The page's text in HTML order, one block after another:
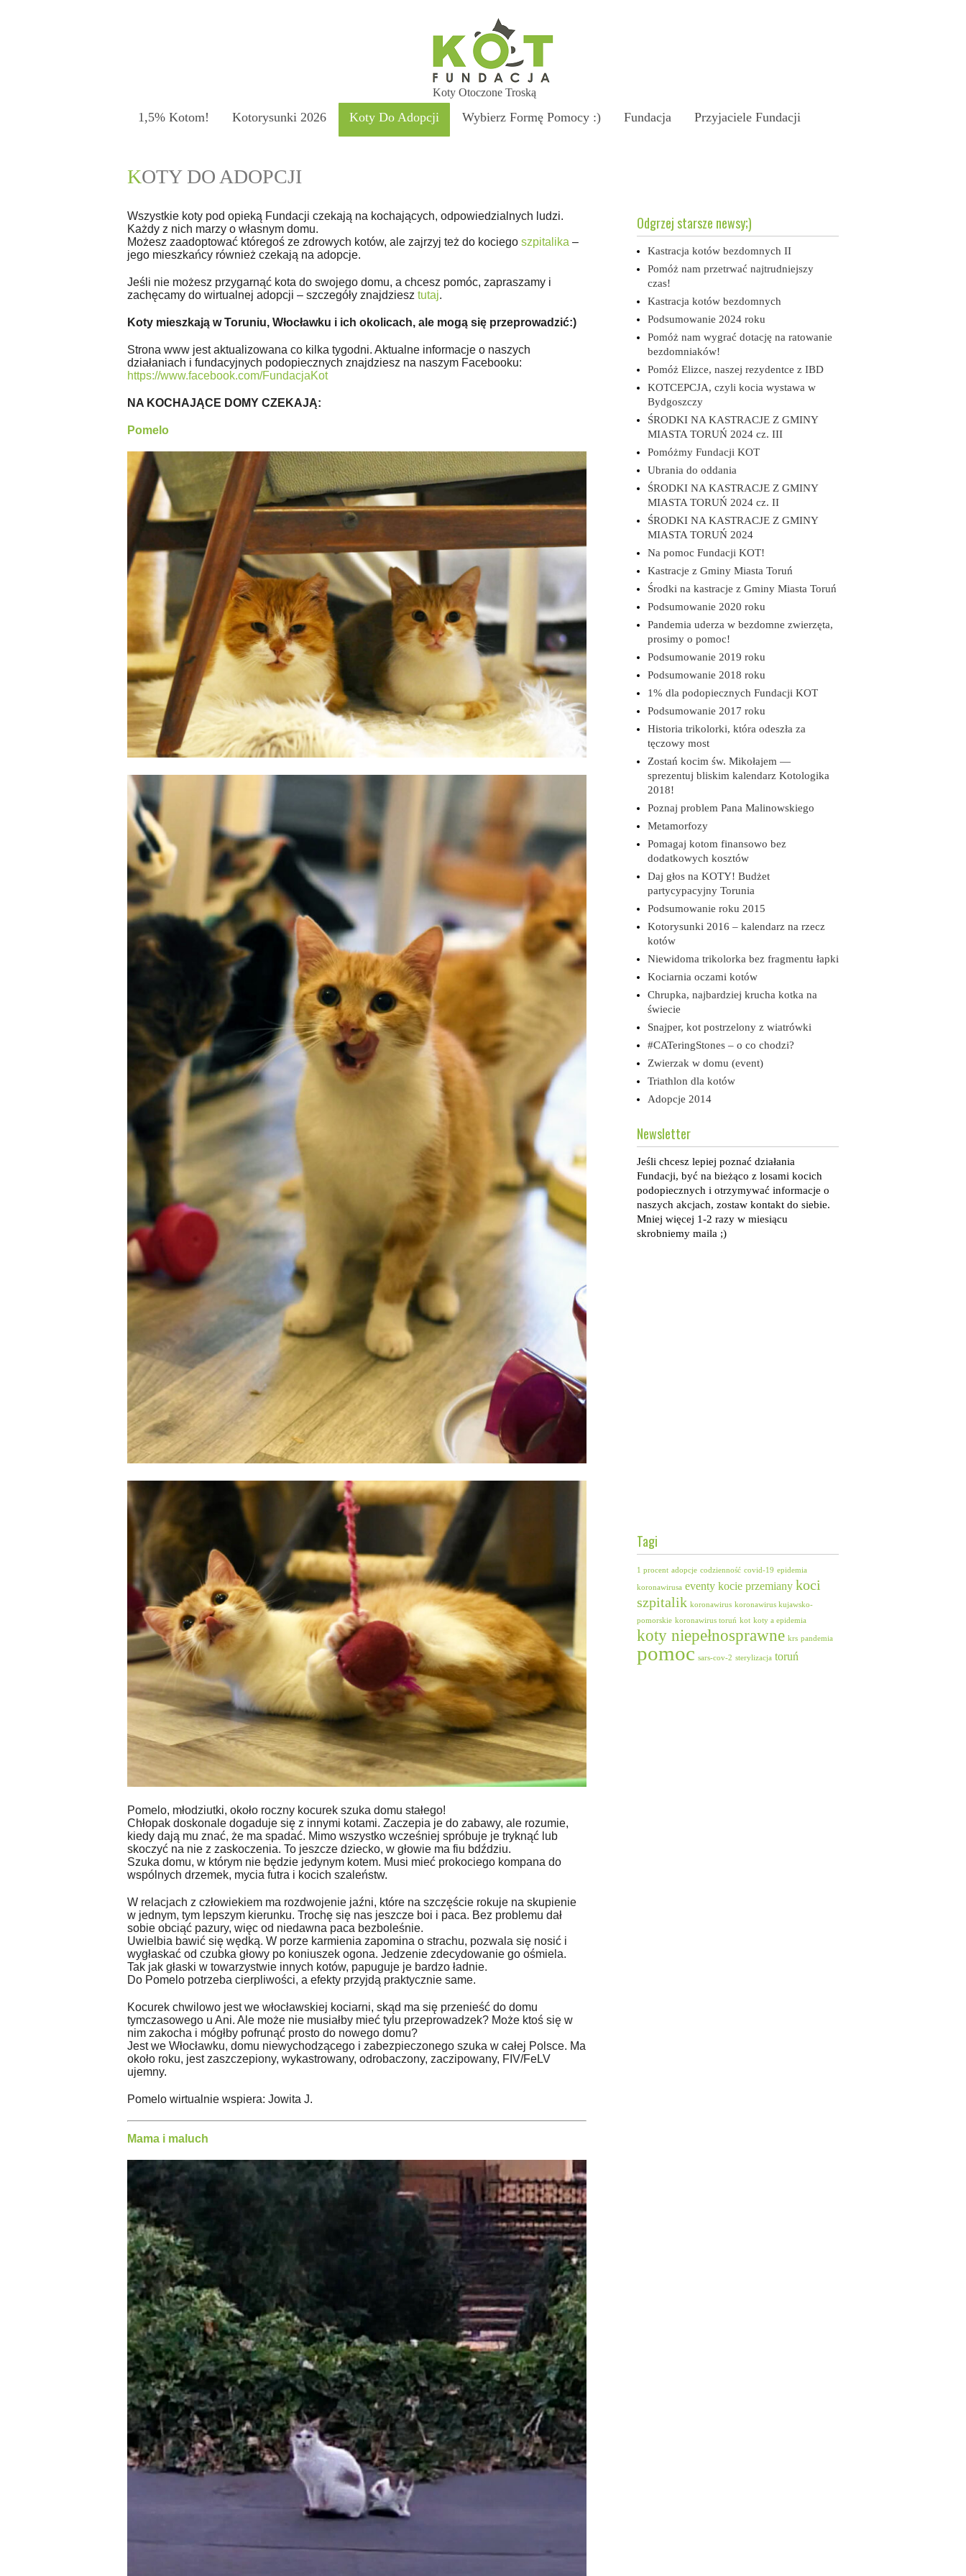
Koty Otoczone Troską
1,5% Kotom! Kotorysunki 2026 Koty Do Adopcji Wybierz Formę Pomocy :) Fundacja Przyjaciele Fundacji
KOTY DO ADOPCJI
Wszystkie koty pod opieką Fundacji czekają na kochających, odpowiedzialnych ludzi.
Każdy z nich marzy o własnym domu.
Możesz zaadoptować któregoś ze zdrowych kotów, ale zajrzyj też do kociego szpitalika –
jego mieszkańcy również czekają na adopcje.
Jeśli nie możesz przygarnąć kota do swojego domu, a chcesz pomóc, zapraszamy i
zachęcamy do wirtualnej adopcji – szczegóły znajdziesz tutaj.
Koty mieszkają w Toruniu, Włocławku i ich okolicach, ale mogą się przeprowadzić:)
Strona www jest aktualizowana co kilka tygodni. Aktualne informacje o naszych
działaniach i fundacyjnych podopiecznych znajdziesz na naszym Facebooku:
https://www.facebook.com/FundacjaKot
NA KOCHAJĄCE DOMY CZEKAJĄ:
Pomelo
Pomelo, młodziutki, około roczny kocurek szuka domu stałego!
Chłopak doskonale dogaduje się z innymi kotami. Zaczepia je do zabawy, ale rozumie,
kiedy dają mu znać, że ma spadać. Mimo wszystko wcześniej spróbuje je tryknąć lub
skoczyć na nie z zaskoczenia. To jeszcze dziecko, w głowie ma fiu bdździu.
Szuka domu, w którym nie będzie jedynym kotem. Musi mieć prokociego kompana do
wspólnych drzemek, mycia futra i kocich szaleństw.
W relacjach z człowiekiem ma rozdwojenie jaźni, które na szczęście rokuje na skupienie
w jednym, tym lepszym kierunku. Trochę się nas jeszcze boi i paca. Bez problemu dał
sobie obciąć pazury, więc od niedawna paca bezboleśnie.
Uwielbia bawić się wędką. W porze karmienia zapomina o strachu, pozwala się nosić i
wygłaskać od czubka głowy po koniuszek ogona. Jedzenie zdecydowanie go ośmiela.
Tak jak głaski w towarzystwie innych kotów, papuguje je bardzo ładnie.
Do Pomelo potrzeba cierpliwości, a efekty przyjdą praktycznie same.
Kocurek chwilowo jest we włocławskiej kociarni, skąd ma się przenieść do domu
tymczasowego u Ani. Ale może nie musiałby mieć tylu przeprowadzek? Może ktoś się w
nim zakocha i mógłby pofrunąć prosto do nowego domu?
Jest we Włocławku, domu niewychodzącego i zabezpieczonego szuka w całej Polsce. Ma
około roku, jest zaszczepiony, wykastrowany, odrobaczony, zaczipowany, FIV/FeLV
ujemny.
Pomelo wirtualnie wspiera: Jowita J.
Mama i maluch
Odgrzej starsze newsy;)
Kastracja kotów bezdomnych II
Pomóż nam przetrwać najtrudniejszy
czas!
Kastracja kotów bezdomnych
Podsumowanie 2024 roku
Pomóż nam wygrać dotację na ratowanie
bezdomniaków!
Pomóż Elizce, naszej rezydentce z IBD
KOTCEPCJA, czyli kocia wystawa w
Bydgoszczy
ŚRODKI NA KASTRACJE Z GMINY
MIASTA TORUŃ 2024 cz. III
Pomóżmy Fundacji KOT
Ubrania do oddania
ŚRODKI NA KASTRACJE Z GMINY
MIASTA TORUŃ 2024 cz. II
ŚRODKI NA KASTRACJE Z GMINY
MIASTA TORUŃ 2024
Na pomoc Fundacji KOT!
Kastracje z Gminy Miasta Toruń
Środki na kastracje z Gminy Miasta Toruń
Podsumowanie 2020 roku
Pandemia uderza w bezdomne zwierzęta,
prosimy o pomoc!
Podsumowanie 2019 roku
Podsumowanie 2018 roku
1% dla podopiecznych Fundacji KOT
Podsumowanie 2017 roku
Historia trikolorki, która odeszła za
tęczowy most
Zostań kocim św. Mikołajem —
sprezentuj bliskim kalendarz Kotologika
2018!
Poznaj problem Pana Malinowskiego
Metamorfozy
Pomagaj kotom finansowo bez
dodatkowych kosztów
Daj głos na KOTY! Budżet
partycypacyjny Torunia
Podsumowanie roku 2015
Kotorysunki 2016 – kalendarz na rzecz
kotów
Niewidoma trikolorka bez fragmentu łapki
Kociarnia oczami kotów
Chrupka, najbardziej krucha kotka na
świecie
Snajper, kot postrzelony z wiatrówki
#CATeringStones – o co chodzi?
Zwierzak w domu (event)
Triathlon dla kotów
Adopcje 2014
Newsletter
Jeśli chcesz lepiej poznać działania
Fundacji, być na bieżąco z losami kocich
podopiecznych i otrzymywać informacje o
naszych akcjach, zostaw kontakt do siebie.
Mniej więcej 1-2 razy w miesiącu
skrobniemy maila ;)
Tagi
1 procent adopcje codzienność covid-19 epidemia
koronawirusa eventy kocie przemiany koci
szpitalik koronawirus koronawirus kujawsko-
pomorskie koronawirus toruń kot koty a epidemia
koty niepełnosprawne krs pandemia
pomoc sars-cov-2 sterylizacja toruń